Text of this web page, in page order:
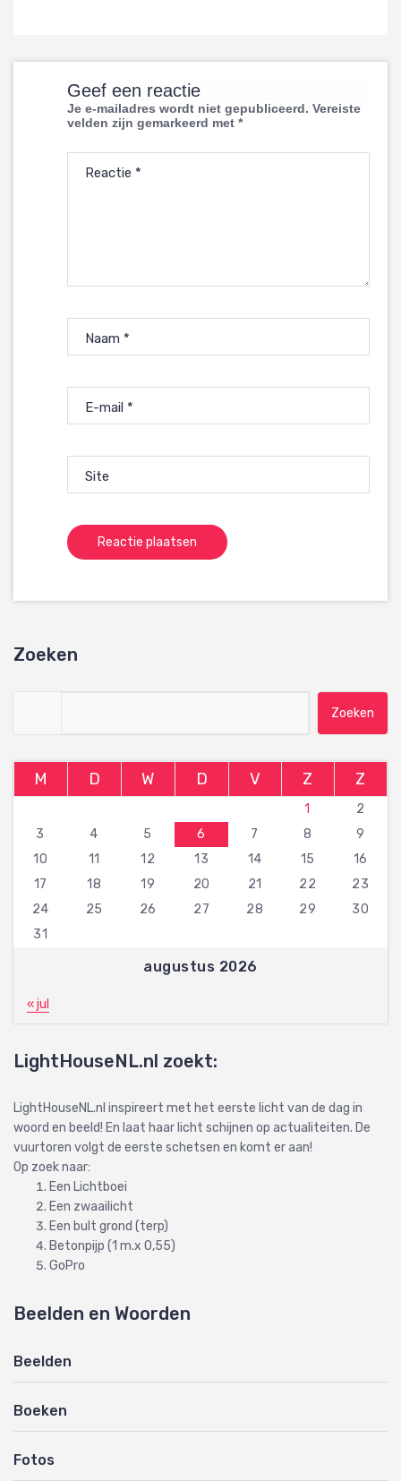
Geef een reactie
Je e-mailadres wordt niet gepubliceerd. Vereiste
velden zijn gemarkeerd met *
Reactie *
Naam *
E-mail *
Site
Zoeken
augustus 2026
M D W D V Z Z
1
2
3
4 5 6 7 8
9
10
11 12 13 14 15
16
17
18 19 20 21 22
23
24
25 26 27 28 29
30
31
« jul
LightHouseNL.nl zoekt:
LightHouseNL.nl inspireert met het eerste licht van de dag in
woord en beeld! En laat haar licht schijnen op actualiteiten. De
vuurtoren volgt de eerste schetsen en komt er aan!
Op zoek naar:
Een Lichtboei
Een zwaailicht
Een bult grond (terp)
Betonpijp (1 m.x 0,55)
GoPro
Beelden en Woorden
Beelden
Boeken
Fotos